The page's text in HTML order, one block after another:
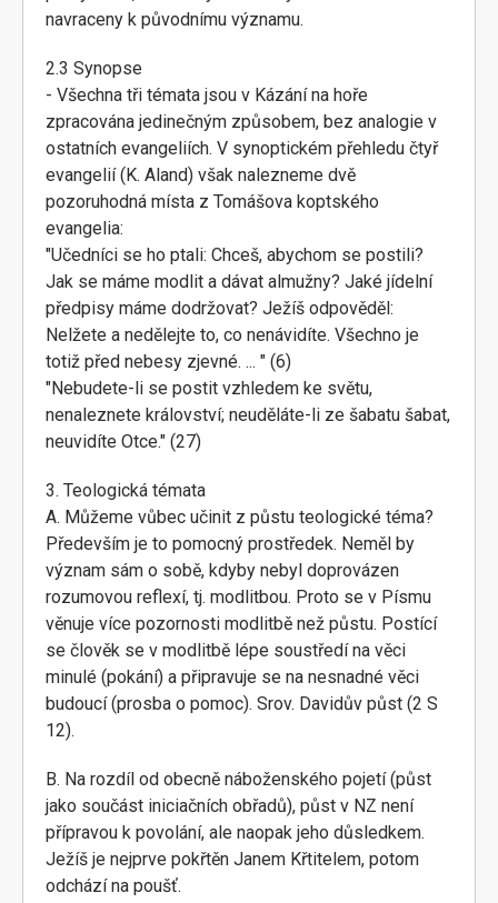
navraceny k původnímu významu.
2.3 Synopse
- Všechna tři témata jsou v Kázání na hoře
zpracována jedinečným způsobem, bez analogie v
ostatních evangeliích. V synoptickém přehledu čtyř
evangelií (K. Aland) však nalezneme dvě
pozoruhodná místa z Tomášova koptského
evangelia:
"Učedníci se ho ptali: Chceš, abychom se postili?
Jak se máme modlit a dávat almužny? Jaké jídelní
předpisy máme dodržovat? Ježíš odpověděl:
Nelžete a nedělejte to, co nenávidíte. Všechno je
totiž před nebesy zjevné. ... " (6)
"Nebudete-li se postit vzhledem ke světu,
nenaleznete království; neuděláte-li ze šabatu šabat,
neuvidíte Otce." (27)
3. Teologická témata
A. Můžeme vůbec učinit z půstu teologické téma?
Především je to pomocný prostředek. Neměl by
význam sám o sobě, kdyby nebyl doprovázen
rozumovou reflexí, tj. modlitbou. Proto se v Písmu
věnuje více pozornosti modlitbě než půstu. Postící
se člověk se v modlitbě lépe soustředí na věci
minulé (pokání) a připravuje se na nesnadné věci
budoucí (prosba o pomoc). Srov. Davidův půst (2 S
12).
B. Na rozdíl od obecně náboženského pojetí (půst
jako součást iniciačních obřadů), půst v NZ není
přípravou k povolání, ale naopak jeho důsledkem.
Ježíš je nejprve pokřtěn Janem Křtitelem, potom
odchází na poušť.